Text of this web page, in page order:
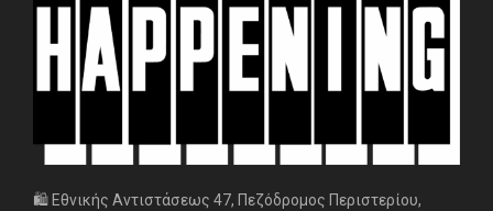
🛍️ Εθνικής Αντιστάσεως 47, Πεζόδρομος Περιστερίου,